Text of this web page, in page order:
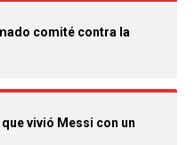
comité contra la
vivió Messi con un